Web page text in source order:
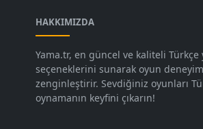
HAKKIMIZDA
Yama.tr, en güncel ve kaliteli Türkçe
seçeneklerini sunarak oyun
zenginleştirir. Sevdiğiniz oyunları
oynamanın keyfini çıkarın!